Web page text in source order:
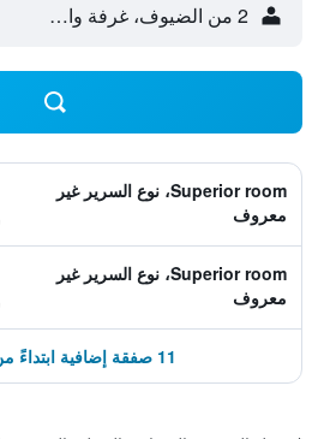
2 من الضيوف، غرفة واحدة
Superior room، نوع السرير غير
معروف
Superior room، نوع السرير غير
معروف
11 صفقة إضافية ابتداءً من 320 ﷼